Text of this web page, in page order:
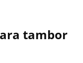
tambor